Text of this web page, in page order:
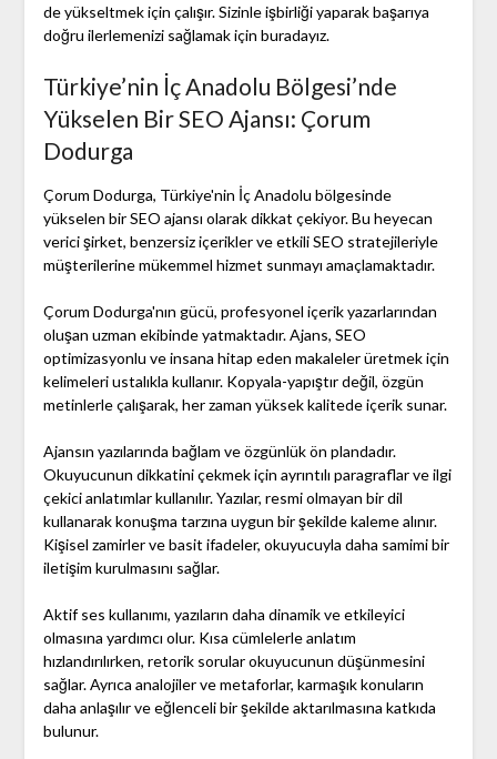
de yükseltmek için çalışır. Sizinle işbirliği yaparak başarıya
doğru ilerlemenizi sağlamak için buradayız.
Türkiye’nin İç Anadolu Bölgesi’nde
Yükselen Bir SEO Ajansı: Çorum
Dodurga
Çorum Dodurga, Türkiye'nin İç Anadolu bölgesinde
yükselen bir SEO ajansı olarak dikkat çekiyor. Bu heyecan
verici şirket, benzersiz içerikler ve etkili SEO stratejileriyle
müşterilerine mükemmel hizmet sunmayı amaçlamaktadır.
Çorum Dodurga'nın gücü, profesyonel içerik yazarlarından
oluşan uzman ekibinde yatmaktadır. Ajans, SEO
optimizasyonlu ve insana hitap eden makaleler üretmek için
kelimeleri ustalıkla kullanır. Kopyala-yapıştır değil, özgün
metinlerle çalışarak, her zaman yüksek kalitede içerik sunar.
Ajansın yazılarında bağlam ve özgünlük ön plandadır.
Okuyucunun dikkatini çekmek için ayrıntılı paragraflar ve ilgi
çekici anlatımlar kullanılır. Yazılar, resmi olmayan bir dil
kullanarak konuşma tarzına uygun bir şekilde kaleme alınır.
Kişisel zamirler ve basit ifadeler, okuyucuyla daha samimi bir
iletişim kurulmasını sağlar.
Aktif ses kullanımı, yazıların daha dinamik ve etkileyici
olmasına yardımcı olur. Kısa cümlelerle anlatım
hızlandırılırken, retorik sorular okuyucunun düşünmesini
sağlar. Ayrıca analojiler ve metaforlar, karmaşık konuların
daha anlaşılır ve eğlenceli bir şekilde aktarılmasına katkıda
bulunur.